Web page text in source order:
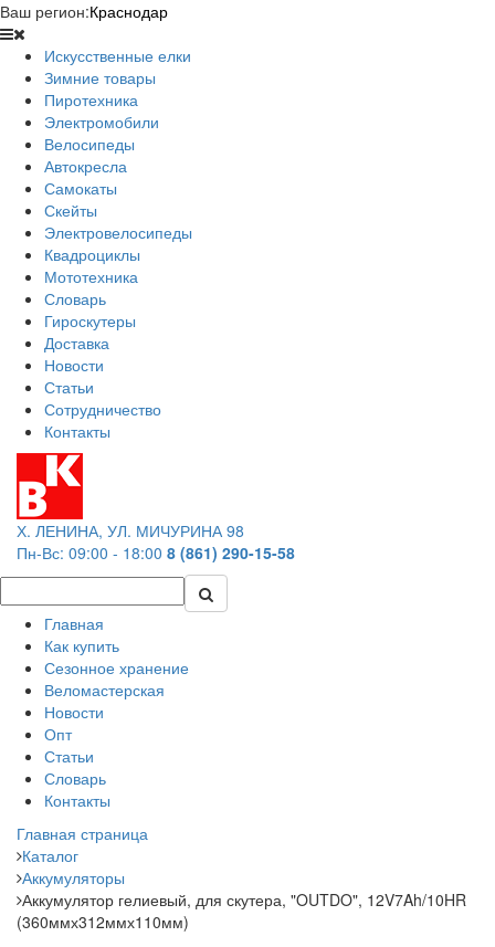
Ваш регион:Краснодар
Искусственные елки
Зимние товары
Пиротехника
Электромобили
Велосипеды
Автокресла
Самокаты
Скейты
Электровелосипеды
Квадроциклы
Мототехника
Словарь
Гироскутеры
Доставка
Новости
Статьи
Сотрудничество
Контакты
Х. ЛЕНИНА, УЛ. МИЧУРИНА 98
Пн-Вс: 09:00 - 18:00 8 (861) 290-15-58
Главная
Как купить
Сезонное хранение
Веломастерская
Новости
Опт
Статьи
Словарь
Контакты
Главная страница
Каталог
Аккумуляторы
Аккумулятор гелиевый, для скутера, "OUTDO", 12V7Ah/10HR
(360ммх312ммх110мм)